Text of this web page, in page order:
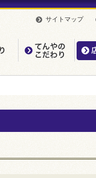
サイトマップ
お持ち帰り てん